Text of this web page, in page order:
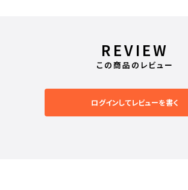
REVIEW
この商品のレビュー
ログインしてレビューを書く